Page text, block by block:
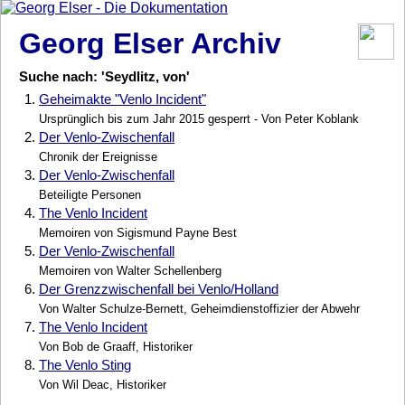
Georg Elser Archiv
Suche nach: 'Seydlitz, von'
1. Geheimakte "Venlo Incident"
Ursprünglich bis zum Jahr 2015 gesperrt - Von Peter Koblank
2. Der Venlo-Zwischenfall
Chronik der Ereignisse
3. Der Venlo-Zwischenfall
Beteiligte Personen
4. The Venlo Incident
Memoiren von Sigismund Payne Best
5. Der Venlo-Zwischenfall
Memoiren von Walter Schellenberg
6. Der Grenzzwischenfall bei Venlo/Holland
Von Walter Schulze-Bernett, Geheimdienstoffizier der Abwehr
7. The Venlo Incident
Von Bob de Graaff, Historiker
8. The Venlo Sting
Von Wil Deac, Historiker